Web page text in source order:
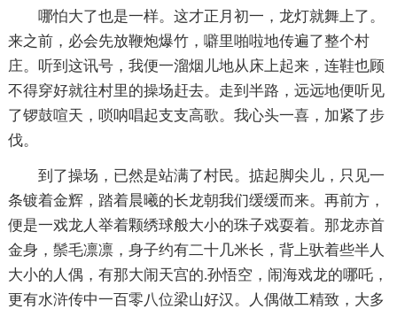
哪怕大了也是一样。这才正月初一，龙灯就舞上了。
来之前，必会先放鞭炮爆竹，噼里啪啦地传遍了整个村
庄。听到这讯号，我便一溜烟儿地从床上起来，连鞋也顾
不得穿好就往村里的操场赶去。走到半路，远远地便听见
了锣鼓喧天，唢呐唱起支支高歌。我心头一喜，加紧了步
伐。
到了操场，已然是站满了村民。掂起脚尖儿，只见一
条镀着金辉，踏着晨曦的长龙朝我们缓缓而来。再前方，
便是一戏龙人举着颗绣球般大小的珠子戏耍着。那龙赤首
金身，鬃毛凛凛，身子约有二十几米长，背上驮着些半人
大小的人偶，有那大闹天宫的.孙悟空，闹海戏龙的哪吒，
更有水浒传中一百零八位梁山好汉。人偶做工精致，大多